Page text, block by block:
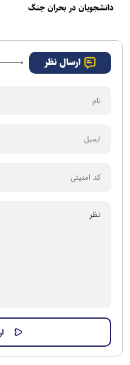
دانشجویان در بحران جنگ
ارسال نظر